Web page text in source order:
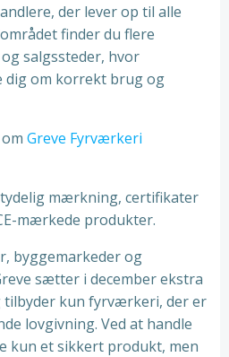
der lever op til alle
finder du flere
salgssteder, hvor
dig om korrekt brug og
Greve Fyrværkeri
mærkning, certifikater
mærkede produkter.
byggemarkeder og
sætter i december ekstra
tilbyder kun fyrværkeri, der er
lovgivning. Ved at handle
kun et sikkert produkt, men